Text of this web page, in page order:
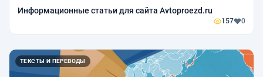
Информационные статьи для сайта Avtoproezd.ru
157 0
ТЕКСТЫ И ПЕРЕВОДЫ